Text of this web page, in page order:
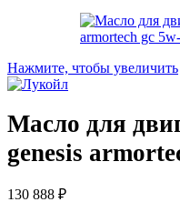
Нажмите, чтобы увеличить
Масло для
genesis
130 888 ₽